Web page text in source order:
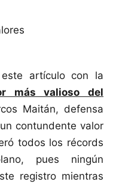
artículo con la
más valioso del
Maitán, defensa
contundente valor
todos los récords
pues ningún
registro mientras